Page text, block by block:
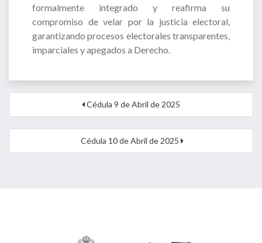
formalmente integrado y reafirma su
compromiso de velar por la justicia electoral,
garantizando procesos electorales transparentes,
imparciales y apegados a Derecho.
Cédula 9 de Abril de 2025
Cédula 10 de Abril de 2025